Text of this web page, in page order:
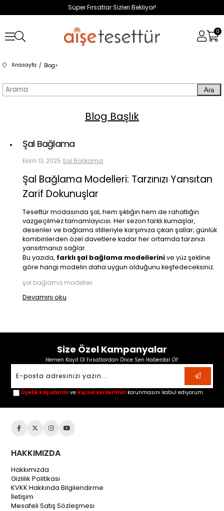
Süper Fırsatlar Sizleri Bekliyor!
0
Anasayfa Blog>
Ara
Blog Başlık
Şal Bağlama
Ekim 13, 2025 Şal Bağlama
Şal Bağlama Modelleri: Tarzınızı Yansıtan
Zarif Dokunuşlar
Tesettür modasında şal, hem şıklığın hem de rahatlığın
vazgeçilmez tamamlayıcısı. Her sezon farklı kumaşlar,
desenler ve bağlama stilleriyle karşımıza çıkan şallar; günlük
kombinlerden özel davetlere kadar her ortamda tarzınızı
yansıtmanızı sağlar.
Bu yazıda, farklı şal bağlama modellerinive yüz şekline
göre hangi modelin daha uygun olduğunu keşfedeceksiniz.
şal bağlama modelleri
Devamını oku
Size Özel Kampanyalar
Hemen Kayıt Ol Fırsatlardan Önce Sen Haberdar Ol!
Üyelik koşullarını ve kişisel verilerimin korunmasını kabul ediyorum.
HAKKIMIZDA
Hakkımızda
Gizlilik Politikası
KVKK Hakkında Bilgilendirme
İletişim
Mesafeli Satış Sözleşmesi